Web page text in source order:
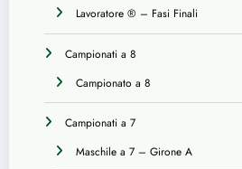
Lavoratore ® – Fasi Finali
Campionati a 8
Campionato a 8
Campionati a 7
Maschile a 7 – Girone A